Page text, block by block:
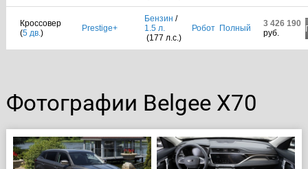
Кроссовер
(5 дв.) Prestige+
Бензин /
1.5 л.
(177 л.с.)
Робот Полный
3 426 190
руб.
Фотографии Belgee X70